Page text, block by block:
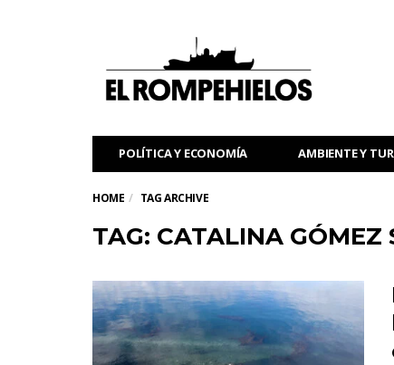
POLÍTICA Y ECONOMÍA AMBIENTE Y
HOME TAG ARCHIVE
TAG: CATALINA GÓMEZ